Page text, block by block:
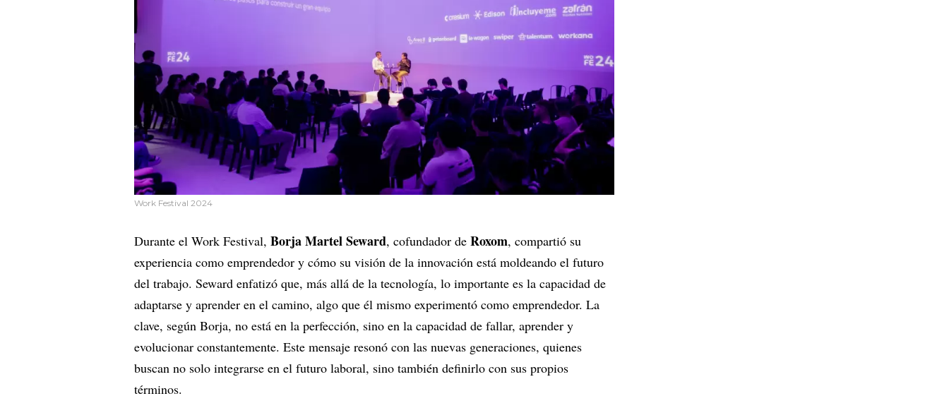
Work Festival 2024
Durante el Work Festival, Borja Martel Seward, cofundador de Roxom, compartió su
experiencia como emprendedor y cómo su visión de la innovación está moldeando el futuro
del trabajo. Seward enfatizó que, más allá de la tecnología, lo importante es la capacidad de
adaptarse y aprender en el camino, algo que él mismo experimentó como emprendedor. La
clave, según Borja, no está en la perfección, sino en la capacidad de fallar, aprender y
evolucionar constantemente. Este mensaje resonó con las nuevas generaciones, quienes
buscan no solo integrarse en el futuro laboral, sino también definirlo con sus propios
términos.